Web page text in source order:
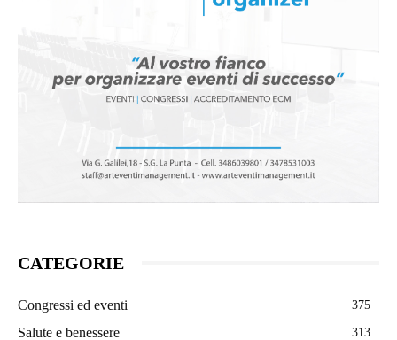
CATEGORIE
Congressi ed eventi 375
Salute e benessere 313